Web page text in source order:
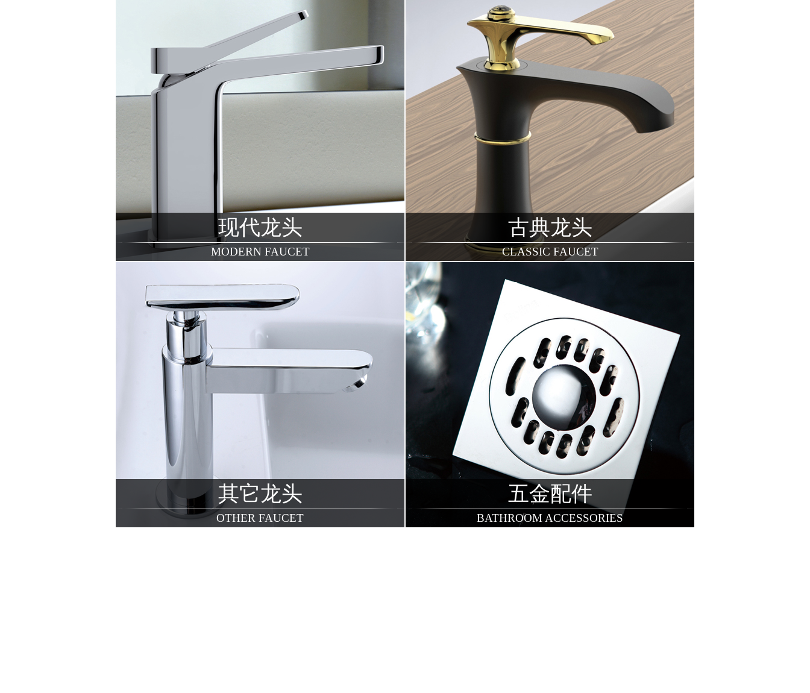
现代龙头
MODERN FAUCET
古典龙头
CLASSIC FAUCET
其它龙头
OTHER FAUCET
五金配件
BATHROOM ACCESSORIES